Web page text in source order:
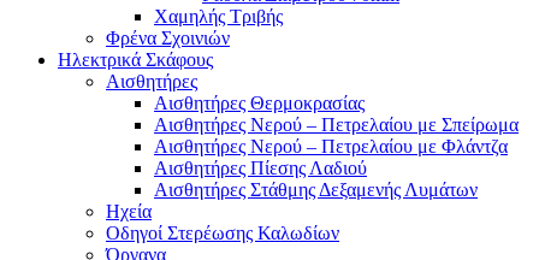
Χαμηλής Τριβής
Φρένα Σχοινιών
Ηλεκτρικά Σκάφους
Αισθητήρες
Αισθητήρες Θερμοκρασίας
Αισθητήρες Νερού – Πετρελαίου με Σπείρωμα
Αισθητήρες Νερού – Πετρελαίου με Φλάντζα
Αισθητήρες Πίεσης Λαδιού
Αισθητήρες Στάθμης Δεξαμενής Λυμάτων
Ηχεία
Οδηγοί Στερέωσης Καλωδίων
Όργανα